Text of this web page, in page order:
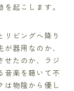
起こします。
ビングへ降り
器用なのか、
せたのか、ラジ
音楽を聴いて不
は物陰から優し